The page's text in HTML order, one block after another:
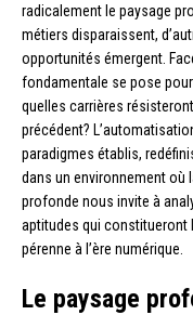
radicalement le paysage
métiers disparaissent,
opportunités émergent.
fondamentale se pose
quelles carrières
précédent?
paradigmes établis,
dans un environnement où
profonde nous invite à
aptitudes qui constitueront
pérenne à l’ère numérique.
Le paysage